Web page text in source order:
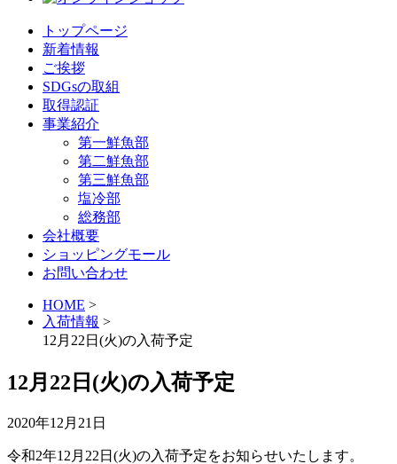
トップページ
新着情報
ご挨拶
SDGsの取組
取得認証
事業紹介
第一鮮魚部
第二鮮魚部
第三鮮魚部
塩冷部
総務部
会社概要
ショッピングモール
お問い合わせ
HOME >
入荷情報 >
12月22日(火)の入荷予定
12月22日(火)の入荷予定
2020年12月21日
令和2年12月22日(火)の入荷予定をお知らせいたします。